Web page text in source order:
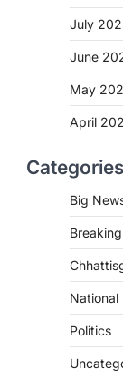
July
June
May
April
Categories
Big
Breaking
National
Politics